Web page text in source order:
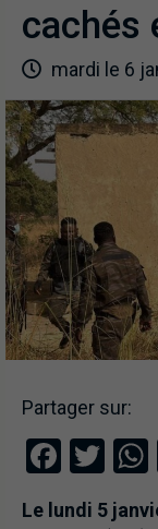
cachés
mardi le 6
Partager sur:
Le lundi 5